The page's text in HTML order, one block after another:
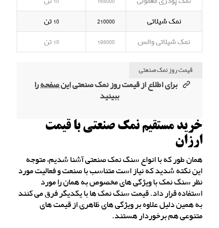
نمک شیلاتی
210000
10 تن
نمک شیلاتی والس
195000 10 تن
قیمت روز نمک صنعتی
برای اطلاع از قیمت روز نمک صنعتیاین صفحهرا
ببینید
خرید مستقیم نمک صنعتی با قیمت
ارزان
همان طور که با انواع سنگ نمک صنعتی آشنا شدیم، متوجه
این نکته شدید که نیاز است متناسب با صنعت و فعالیت مورد
نظر سنگ نمک با ویژگی های مخصوص به همان را مورد
استفاده قرار داد. قیمت سنگ نمک ها با یکدیگر فرق می کنند
به همین دلیل علاوه بر ویژگی های ظاهری از قیمت های
متنوعی هم برخوردار هستند.